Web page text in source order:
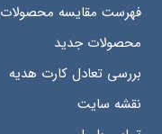
فهرست مقایسه محصولات
محصولات جدید
بررسی تعادل کارت هدیه
نقشه سایت